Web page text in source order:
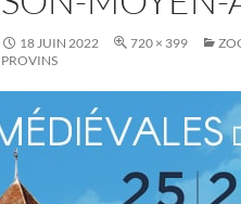
18 JUIN 2022 720 × 399
PROVINS